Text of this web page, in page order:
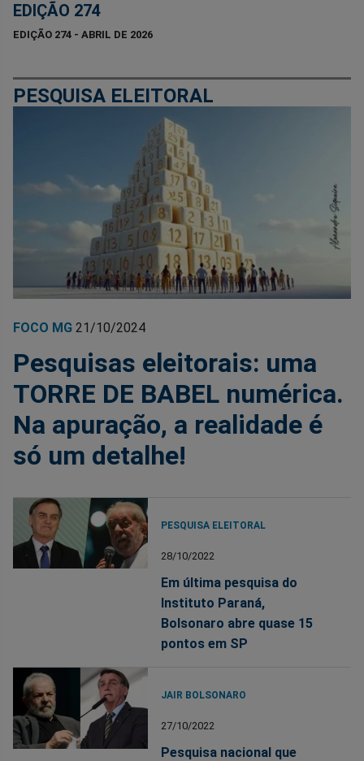
EDIÇÃO 274
EDIÇÃO 274 - ABRIL DE 2026
PESQUISA ELEITORAL
FOCO MG 21/10/2024
Pesquisas eleitorais: uma
TORRE DE BABEL numérica.
Na apuração, a realidade é
só um detalhe!
PESQUISA ELEITORAL
28/10/2022
Em última pesquisa do
Instituto Paraná,
Bolsonaro abre quase 15
pontos em SP
JAIR BOLSONARO
27/10/2022
Pesquisa nacional que